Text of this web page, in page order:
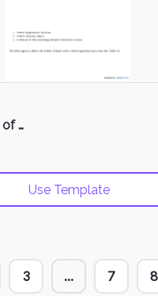
Vehicle Release of Liability Form
Use Template
3 ... 7 8